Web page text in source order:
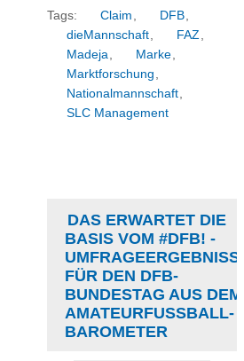
Tags: Claim , DFB,
dieMannschaft, FAZ,
Madeja, Marke,
Marktforschung ,
Nationalmannschaft,
SLC Management
DAS ERWARTET DIE
BASIS VOM #DFB! -
UMFRAGEERGEBNISSE
FÜR DEN DFB-
BUNDESTAG AUS DEM
AMATEURFUSSBALL-B
AROMETER